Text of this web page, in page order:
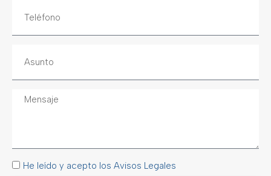
He leído y acepto los Avisos Legales